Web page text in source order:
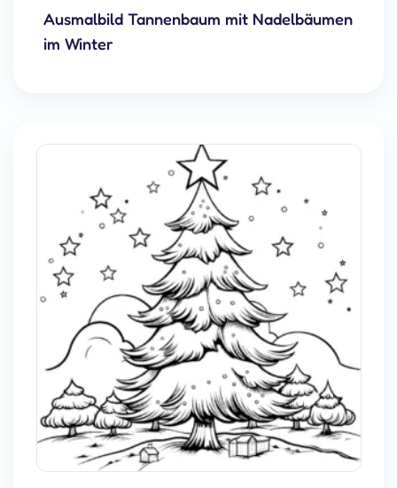
Ausmalbild Tannenbaum mit Nadelbäumen
im Winter